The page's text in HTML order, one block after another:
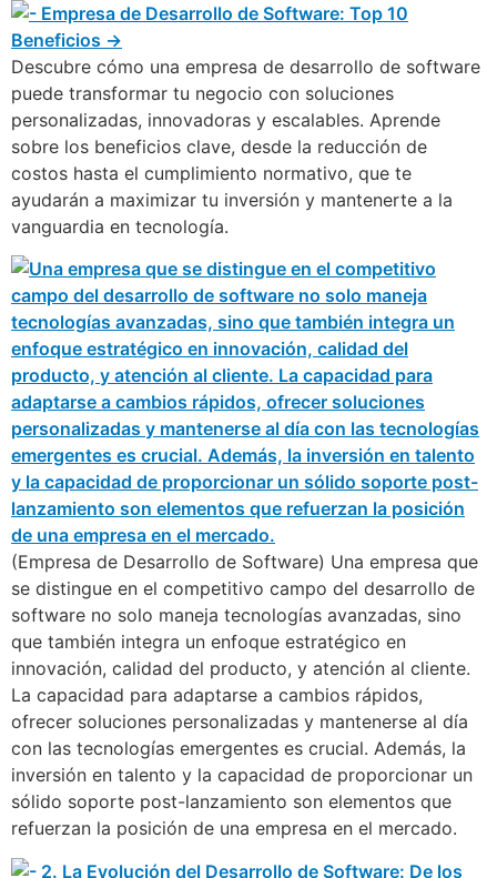
Descubre cómo una empresa de desarrollo de software
puede transformar tu negocio con soluciones
personalizadas, innovadoras y escalables. Aprende
sobre los beneficios clave, desde la reducción de
costos hasta el cumplimiento normativo, que te
ayudarán a maximizar tu inversión y mantenerte a la
vanguardia en tecnología.
(Empresa de Desarrollo de Software) Una empresa que
se distingue en el competitivo campo del desarrollo de
software no solo maneja tecnologías avanzadas, sino
que también integra un enfoque estratégico en
innovación, calidad del producto, y atención al cliente.
La capacidad para adaptarse a cambios rápidos,
ofrecer soluciones personalizadas y mantenerse al día
con las tecnologías emergentes es crucial. Además, la
inversión en talento y la capacidad de proporcionar un
sólido soporte post-lanzamiento son elementos que
refuerzan la posición de una empresa en el mercado.